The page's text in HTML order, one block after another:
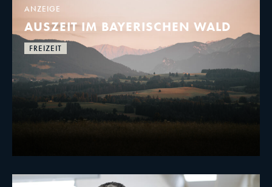
ANZEIGE
AUSZEIT IM BAYERISCHEN WALD
FREIZEIT